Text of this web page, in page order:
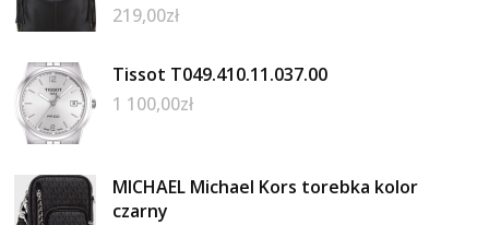
219,00zł
Tissot T049.410.11.037.00
1 100,00zł
MICHAEL Michael Kors torebka kolor
czarny